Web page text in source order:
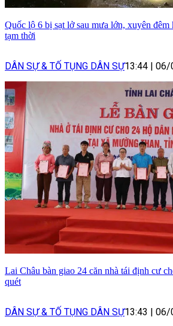
Quốc lộ 6 bị sạt lở sau mưa lớn, xuyên đêm
tạm thời
DÂN SỰ & TỐ TỤNG DÂN SỰ13:44 | 06/
Lai Châu bàn giao 24 căn nhà tái định cư
quét
DÂN SỰ & TỐ TỤNG DÂN SỰ13:43 | 06/